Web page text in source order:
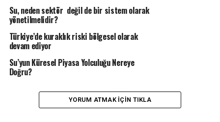
Su, neden sektör değil de bir sistem olarak
yönetilmelidir?
Türkiye’de kuraklık riski bölgesel olarak
devam ediyor
Su’yun Küresel Piyasa Yolculuğu Nereye
Doğru?
YORUM ATMAK IÇIN TIKLA